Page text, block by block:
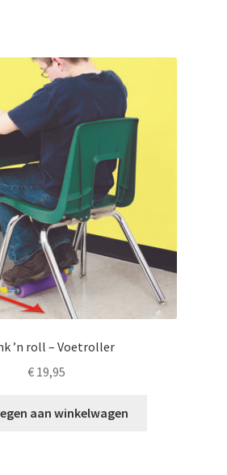
Deze
optie
kan
gekozen
worden
op
de
productpagina
’n roll – Voetroller
€19,95
aan winkelwagen